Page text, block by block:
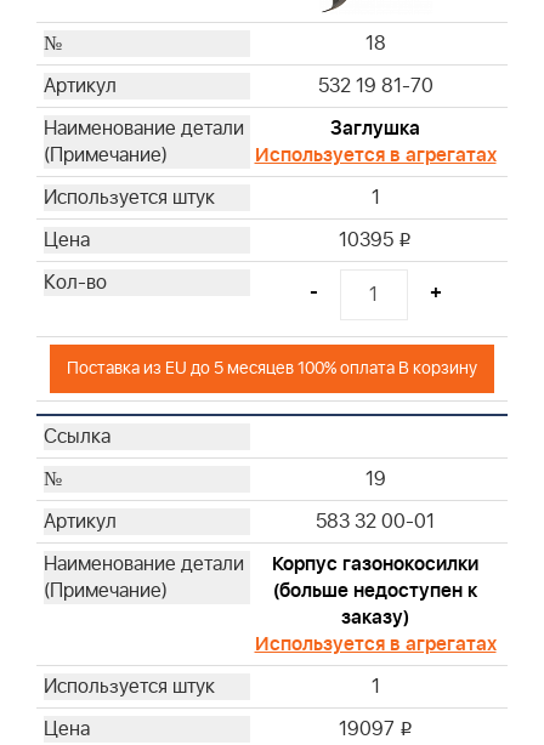
18
532 19 81-70
Заглушка
Используется в агрегатах
1
10395 i
- +
Поставка из EU до 5 месяцев 100% оплата В корзину
19
583 32 00-01
Корпус газонокосилки
(больше недоступен к
заказу)
Используется в агрегатах
1
19097 i